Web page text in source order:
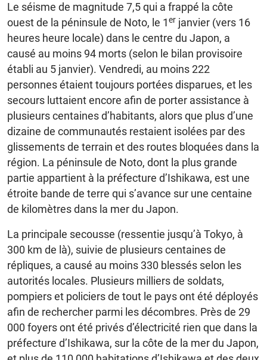
Le séisme de magnitude 7,5 qui a frappé la côte
ouest de la péninsule de Noto, le 1er janvier (vers 16
heures heure locale) dans le centre du Japon, a
causé au moins 94 morts (selon le bilan provisoire
établi au 5 janvier). Vendredi, au moins 222
personnes étaient toujours portées disparues, et les
secours luttaient encore afin de porter assistance à
plusieurs centaines d’habitants, alors que plus d’une
dizaine de communautés restaient isolées par des
glissements de terrain et des routes bloquées dans la
région. La péninsule de Noto, dont la plus grande
partie appartient à la préfecture d’Ishikawa, est une
étroite bande de terre qui s’avance sur une centaine
de kilomètres dans la mer du Japon.
La principale secousse (ressentie jusqu’à Tokyo, à
300 km de là), suivie de plusieurs centaines de
répliques, a causé au moins 330 blessés selon les
autorités locales. Plusieurs milliers de soldats,
pompiers et policiers de tout le pays ont été déployés
afin de rechercher parmi les décombres. Près de 29
000 foyers ont été privés d’électricité rien que dans la
préfecture d’Ishikawa, sur la côte de la mer du Japon,